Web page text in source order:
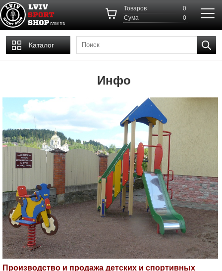
Товаров
0
Cума
0
Каталог
Инфо
Производство и продажа детских и спортивных